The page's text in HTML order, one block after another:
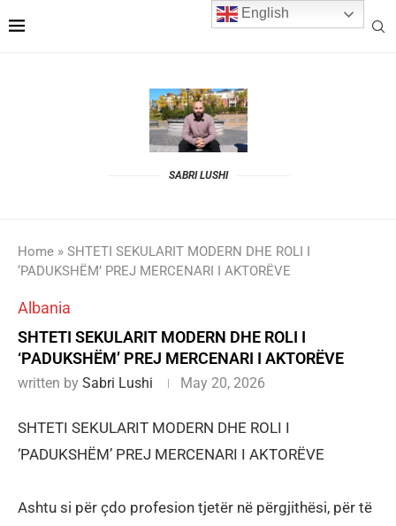
SABRI LUSHI
Home » SHTETI SEKULARIT MODERN DHE ROLI I
‘PADUKSHËM’ PREJ MERCENARI I AKTORËVE
Albania
SHTETI SEKULARIT MODERN DHE ROLI I
‘PADUKSHËM’ PREJ MERCENARI I AKTORËVE
written by Sabri Lushi May 20, 2026
SHTETI SEKULARIT MODERN DHE ROLI I
‘PADUKSHËM’ PREJ MERCENARI I AKTORËVE
Ashtu si për çdo profesion tjetër në përgjithësi, për të
English